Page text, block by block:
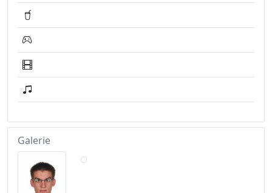
Galerie